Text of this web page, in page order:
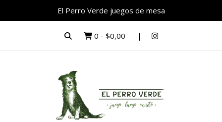
El Perro Verde juegos de mesa
0 - $0,00